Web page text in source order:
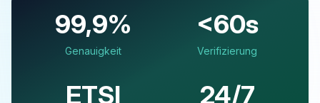
99,9%
Genauigkeit
<60s
Verifizierung
ETSI 24/7